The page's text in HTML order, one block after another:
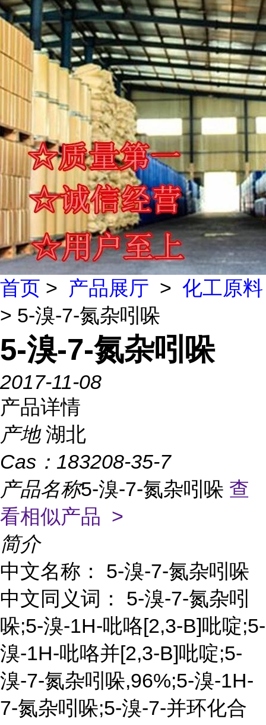
首页 > 产品展厅 > 化工原料
> 5-溴-7-氮杂吲哚
5-溴-7-氮杂吲哚
2017-11-08
产品详情
产地 湖北
Cas： 183208-35-7
产品名称5-溴-7-氮杂吲哚 查
看相似产品 >
简介
中文名称： 5-溴-7-氮杂吲哚
中文同义词： 5-溴-7-氮杂吲
哚;5-溴-1H-吡咯[2,3-B]吡啶;5-
溴-1H-吡咯并[2,3-B]吡啶;5-
溴-7-氮杂吲哚,96%;5-溴-1H-
7-氮杂吲哚;5-溴-7-并环化合